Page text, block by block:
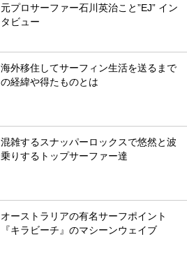
元プロサーファー石川英治こと”EJ” イン
タビュー
海外移住してサーフィン生活を送るまで
の経緯や得たものとは
混雑するスナッパーロックスで悠然と波
乗りするトップサーファー達
オーストラリアの有名サーフポイント
『キラビーチ』のマシーンウェイブ